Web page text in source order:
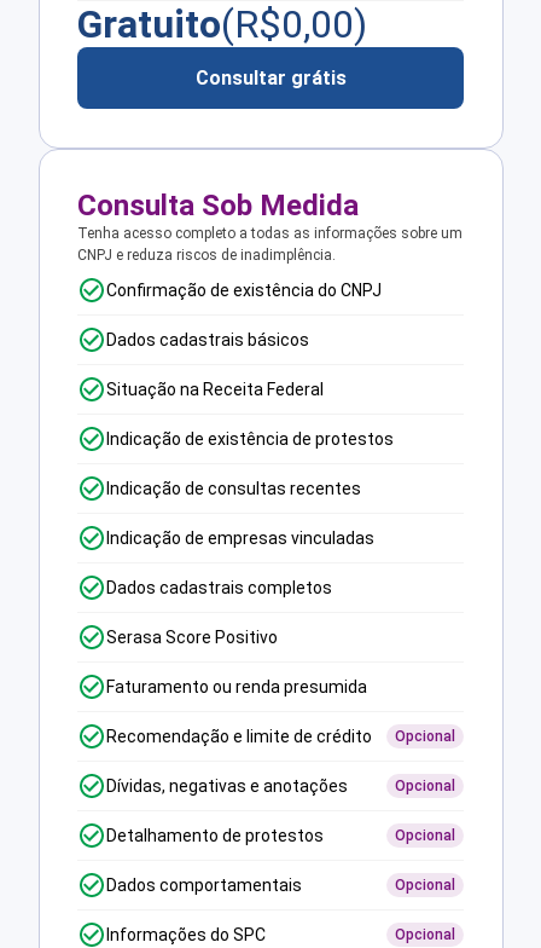
Gratuito(R$0,00)
Consultar grátis
Consulta Sob Medida
Tenha acesso completo a todas as informações sobre um
CNPJ e reduza riscos de inadimplência.
Confirmação de existência do CNPJ
Dados cadastrais básicos
Situação na Receita Federal
Indicação de existência de protestos
Indicação de consultas recentes
Indicação de empresas vinculadas
Dados cadastrais completos
Serasa Score Positivo
Faturamento ou renda presumida
Recomendação e limite de crédito Opcional
Dívidas, negativas e anotações Opcional
Detalhamento de protestos Opcional
Dados comportamentais Opcional
Informações do SPC Opcional